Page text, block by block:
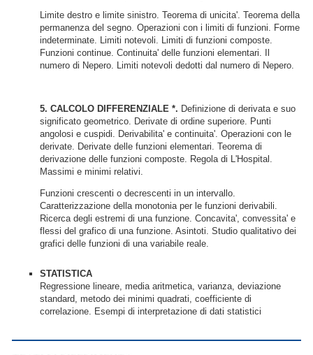
Limite destro e limite sinistro. Teorema di unicita'. Teorema della
permanenza del segno. Operazioni con i limiti di funzioni. Forme
indeterminate. Limiti notevoli. Limiti di funzioni composte.
Funzioni continue. Continuita' delle funzioni elementari. Il
numero di Nepero. Limiti notevoli dedotti dal numero di Nepero.
5. CALCOLO DIFFERENZIALE *. Definizione di derivata e suo
significato geometrico. Derivate di ordine superiore. Punti
angolosi e cuspidi. Derivabilita' e continuita'. Operazioni con le
derivate. Derivate delle funzioni elementari. Teorema di
derivazione delle funzioni composte. Regola di L'Hospital.
Massimi e minimi relativi.
Funzioni crescenti o decrescenti in un intervallo.
Caratterizzazione della monotonia per le funzioni derivabili.
Ricerca degli estremi di una funzione. Concavita', convessita' e
flessi del grafico di una funzione. Asintoti. Studio qualitativo dei
grafici delle funzioni di una variabile reale.
STATISTICA
Regressione lineare, media aritmetica, varianza, deviazione
standard, metodo dei minimi quadrati, coefficiente di
correlazione. Esempi di interpretazione di dati statistici